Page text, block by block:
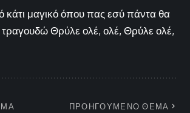
κάτι μαγικό όπου πας εσύ πάντα θα
Θρύλε ολέ, ολέ, Θρύλε ολέ,
ΠΡΟΗΓΟΥΜΕΝΟ ΘΕΜΑ